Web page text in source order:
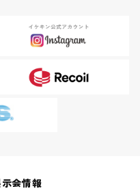
会情報